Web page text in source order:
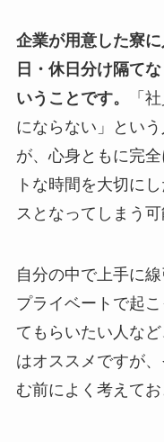
企業が用意した寮
日・休日分け隔て
いうことです。
「
にならない」とい
が、心身ともに完
トな時間を大切に
スとなってしまう可
自分の中で上手に
プライベートで起
てもらいたい人な
はオススメですが
む前によく考えてお